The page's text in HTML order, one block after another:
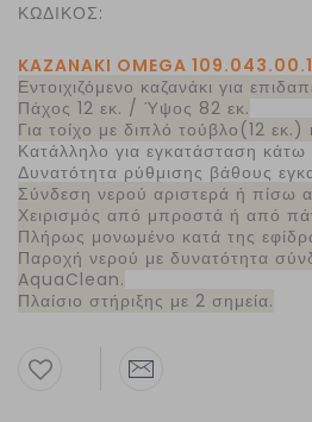
ΚΩΔΙΚΟΣ:
KAZANAKI OMEGA 109.043.00.1
Εντοιχιζόμενο καζανάκι για
Πάχος 12 εκ. / Ύψος 82 εκ.
Για τοίχο με διπλό τούβλο(12
Κατάλληλο για εγκατάσταση
Δυνατότητα ρύθμισης βάθους
Σύνδεση νερού αριστερά ή πίσω
Χειρισμός από μπροστά ή από
Πλήρως μονωμένο κατά της
Παροχή νερού με δυνατότητα
AquaClean.
Πλαίσιο στήριξης με 2 σημεία.